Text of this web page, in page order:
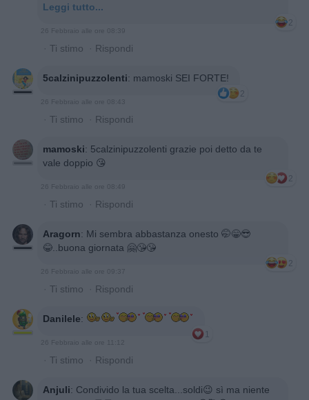
Leggi tutto...
2
26 Febbraio alle ore 08:39
· Ti stimo · Rispondi
5calzinipuzzolenti: mamoski SEI FORTE!
2
26 Febbraio alle ore 08:43
· Ti stimo · Rispondi
mamoski: 5calzinipuzzolenti grazie poi detto da te
vale doppio 😘
2
26 Febbraio alle ore 08:49
· Ti stimo · Rispondi
Aragorn: Mi sembra abbastanza onesto 🤭😁😎
😂..buona giornata 🤗😘😘
2
26 Febbraio alle ore 09:37
· Ti stimo · Rispondi
Danilele:
1
26 Febbraio alle ore 11:12
· Ti stimo · Rispondi
Anjuli: Condivido la tua scelta...soldi😉 sì ma niente